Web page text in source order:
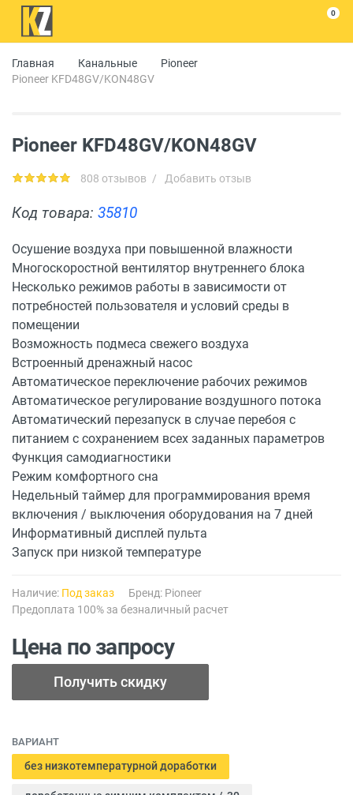
0
Главная Канальные
Pioneer
Pioneer KFD48GV/KON48GV
Pioneer KFD48GV/KON48GV
808 отзывов / Добавить отзыв
Код товара: 35810
Осушение воздуха при повышенной влажности
Многоскоростной вентилятор внутреннего блока
Несколько режимов работы в зависимости от
потребностей пользователя и условий среды в
помещении
Возможность подмеса свежего воздуха
Встроенный дренажный насос
Автоматическое переключение рабочих режимов
Автоматическое регулирование воздушного потока
Автоматический перезапуск в случае перебоя с
питанием с сохранением всех заданных параметров
Функция самодиагностики
Режим комфортного сна
Недельный таймер для программирования время
включения / выключения оборудования на 7 дней
Информативный дисплей пульта
Запуск при низкой температуре
Наличие: Под заказ Бренд: Pioneer
Предоплата 100% за безналичный расчет
Цена по запросу
ВАРИАНТ
без низкотемпературной доработки